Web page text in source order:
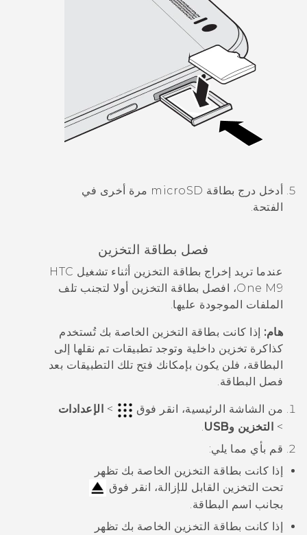
أدخل درج بطاقة microSD مرة أخرى في
الفتحة.
فصل بطاقة التخزين
عندما تريد إخراج بطاقة التخزين أثناء تشغيل HTC
One M9، افصل بطاقة التخزين أولا لتجنب تلف
الملفات الموجودة عليها.
هام: إذا كانت بطاقة التخزين الخاصة بك تُستخدم
كذاكرة تخزين داخلية وتوجد تطبيقات تم نقلها إلى
البطاقة، فلن يكون بإمكانك فتح تلك التطبيقات بعد
فصل البطاقة.
من الشاشة الرئيسية، انقر فوق >
الإعدادات
> التخزين وUSB
قم بأي مما يلي:
إذا كانت بطاقة التخزين الخاصة بك تظهر
تحت التخزين القابل للإزالة، انقر فوق
بجانب اسم البطاقة.
إذا كانت بطاقة التخزين الخاصة بك تظهر